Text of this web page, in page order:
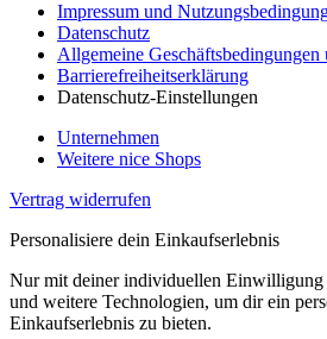
Impressum und
Datenschutz
Allgemeine
Barrierefreiheitserklärung
Datenschutz-Einstellungen
Unternehmen
Weitere nice Shops
Vertrag widerrufen
Personalisiere dein Einkaufserlebnis
Nur mit deiner individuellen
und weitere Technologien, um dir ein
Einkaufserlebnis zu bieten.